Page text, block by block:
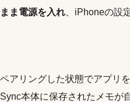
まま電源を入れ 、iPhoneの設
ペアリングした状態でアプリ
Sync本体に保存されたメモが